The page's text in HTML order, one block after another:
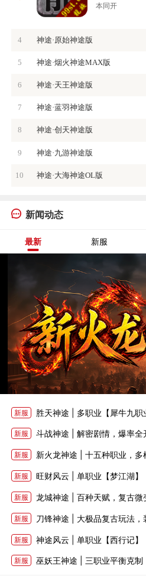
本同开
4 神途·原始神途版
5 神途·烟火神途MAX版
6 神途·天王神途版
7 神途·蓝羽神途版
8 神途·创天神途版
9 神途·九游神途版
10 神途·大海神途OL版
新闻动态
最新 新服
新服 胜天神途 | 多职业【犀牛九职
新服
新服
新服 旺财风云 | 单职业【梦江湖】
新服
新服 刀锋神途 | 大极品复古玩法，
新服 神途风云 | 单职业【西行记】
新服 巫妖王神途 | 三职业平衡克制